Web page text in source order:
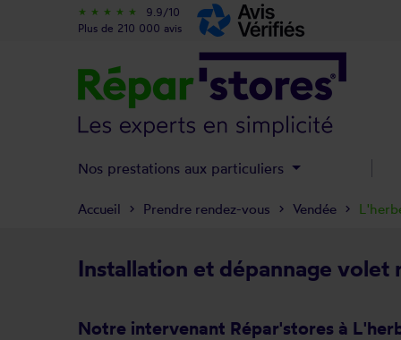
Installation et dépannage volet
Notre intervenant Répar'stores à
Accueil Prendre rendez-vous Vendée
star_rate star_rate star_rate star_rate star_rate
9.9/10
Plus de 210 000 avis
Nos prestations aux particuliers